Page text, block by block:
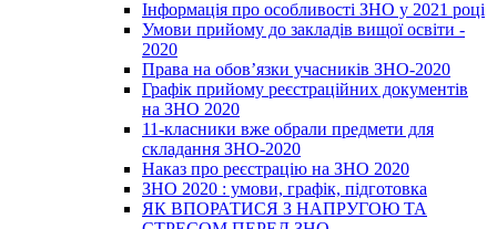
Інформація про особливості ЗНО у 2021 році
Умови прийому до закладів вищої освіти -
2020
Права на обов’язки учасників ЗНО-2020
Графік прийому реєстраційних документів
на ЗНО 2020
11-класники вже обрали предмети для
складання ЗНО-2020
Наказ про реєстрацію на ЗНО 2020
ЗНО 2020 : умови, графік, підготовка
ЯК ВПОРАТИСЯ З НАПРУГОЮ ТА